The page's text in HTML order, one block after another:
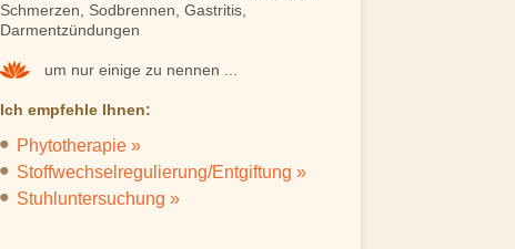
Schmerzen, Sodbrennen, Gastritis,
Darmentzündungen
um nur einige zu nennen ...
Ich empfehle Ihnen:
Phytotherapie »
Stoffwechselregulierung/Entgiftung »
Stuhluntersuchung »